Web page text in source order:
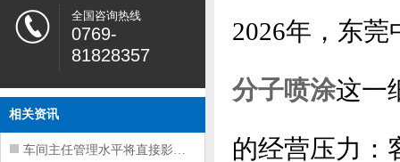
全国咨询热线
0769-
81828357
相关资讯
车间主任管理水平将直接影响东莞注塑件
2026年，东
分子喷涂这一
的经营压力：